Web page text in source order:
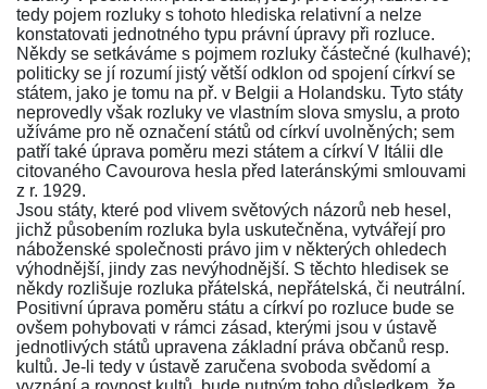
tedy pojem rozluky s tohoto hlediska relativní a nelze
konstatovati jednotného typu právní úpravy při rozluce.
Někdy se setkáváme s pojmem rozluky částečné (kulhavé);
politicky se jí rozumí jistý větší odklon od spojení církví se
státem, jako je tomu na př. v Belgii a Holandsku. Tyto státy
neprovedly však rozluky ve vlastním slova smyslu, a proto
užíváme pro ně označení států od církví uvolněných; sem
patří také úprava poměru mezi státem a církví V Itálii dle
citovaného Cavourova hesla před lateránskými smlouvami
z r. 1929.
Jsou státy, které pod vlivem světových názorů neb hesel,
jichž působením rozluka byla uskutečněna, vytvářejí pro
náboženské společnosti právo jim v některých ohledech
výhodnější, jindy zas nevýhodnější. S těchto hledisek se
někdy rozlišuje rozluka přátelská, nepřátelská, či neutrální.
Positivní úprava poměru státu a církví po rozluce bude se
ovšem pohybovati v rámci zásad, kterými jsou v ústavě
jednotlivých států upravena základní práva občanů resp.
kultů. Je-li tedy v ústavě zaručena svoboda svědomí a